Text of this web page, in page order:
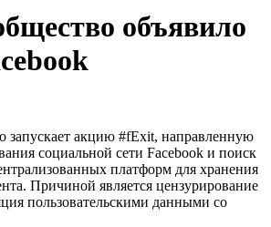
объявило
запускает акцию #fExit, направленную
социальной сети Facebook и поиск
платформ для хранения
Причиной является цензурирование
пользовательскими данными со